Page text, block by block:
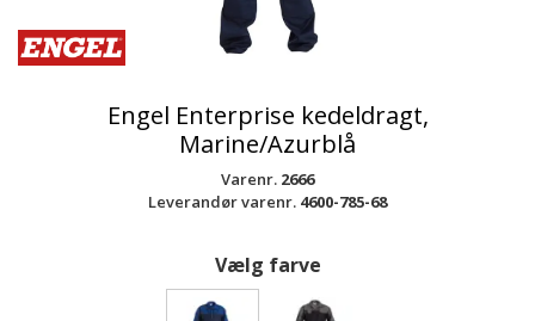
Engel Enterprise kedeldragt,
Marine/Azurblå
Varenr. 2666
Leverandør varenr. 4600-785-68
Vælg farve